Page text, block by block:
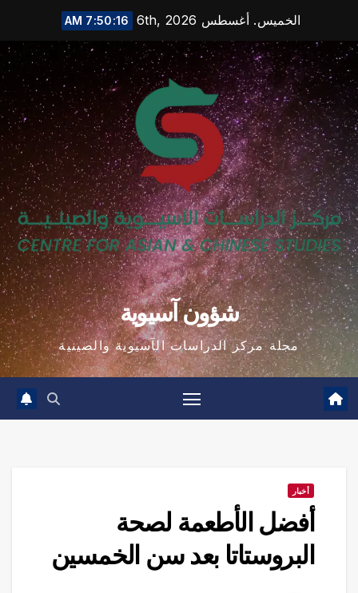
content
الخميس. أغسطس 6th, 2026 7:50:16 AM
شؤون آسيوية
مجلة مركز الدراسات الآسيوية والصينية
أخبار
أفضل الأطعمة لصحة
البروستاتا بعد سن الخمسين